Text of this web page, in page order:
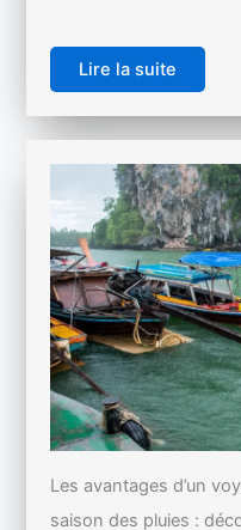
Lire la suite
Les avantages d’un
saison des pluies :